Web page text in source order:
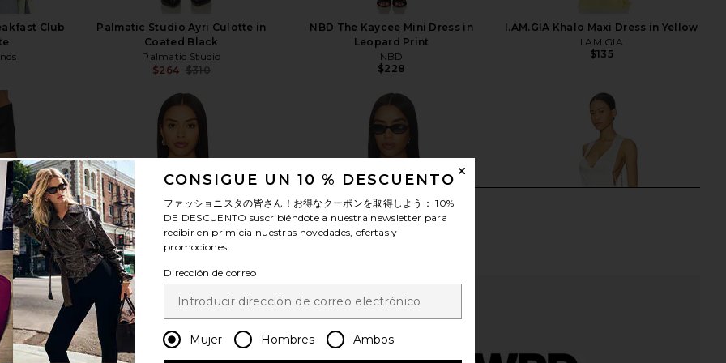
Club
Palmatic Studio Ayri Culotte in
Coated Black
Palmatic Studio
$264 $310
NBD The Kaycee Mini Dress in
Leopard Print
NBD
$228
I.AM.GIA Khalo Maxi Dress in Yellow
I.AM.GIA
$135
ver más
CONSIGUE UN 10 % DESCUENTO
ファッショニスタの皆さん！お得なクーポンを取得しよう：10%
DE DESCUENTO suscribiéndote a nuestra newsletter para
recibir en primicia nuestras novedades, ofertas y
promociones.
Dirección de correo
Mujer Hombres Ambos